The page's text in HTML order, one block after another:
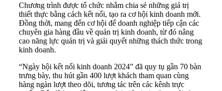
Chương trình được tổ chức nhằm chia sẻ những giá trị
thiết thực bằng cách kết nối, tạo ra cơ hội kinh doanh mới.
Đồng thời, mang đến cơ hội để doanh nghiệp tiếp cận các
chuyên gia hàng đầu về quản trị kinh doanh, từ đó nâng
cao năng lực quản trị và giải quyết những thách thức trong
kinh doanh.
“Ngày hội kết nối kinh doanh 2024” đã quy tụ gần 70 bàn
trưng bày, thu hút gần 400 lượt khách tham quan cùng
hàng ngàn lượt theo dõi, tương tác trên các kênh trực